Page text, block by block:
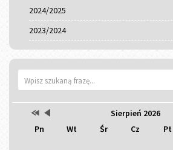
2024/2025
2023/2024
Wyszukiwarka
Kalendarz Lista
wydarzeń
Sierpień 2026Brak
w
Przestaw
na
Przestaw
na
Pn Wt Śr Cz Pt